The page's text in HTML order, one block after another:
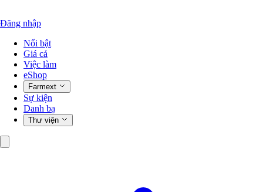
Đăng nhập
Nổi bật
Giá cả
Việc làm
eShop
Farmext
Sự kiện
Danh bạ
Thư viện